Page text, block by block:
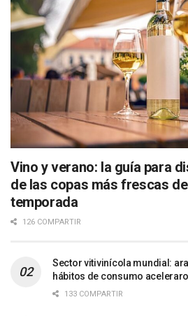
Vino y verano: la guía para
de las copas más frescas
temporada
126 COMPARTIR
Sector vitivinícola mundial:
hábitos de consumo
133 COMPARTIR